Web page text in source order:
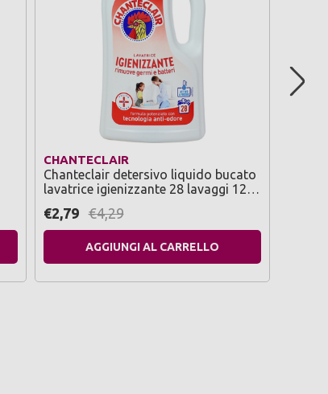
CHANTECLAIR
Chanteclair detersivo liquido bucato
lavatrice igienizzante 28 lavaggi 1260
€2,79 €4,29
AGGIUNGI AL CARRELLO